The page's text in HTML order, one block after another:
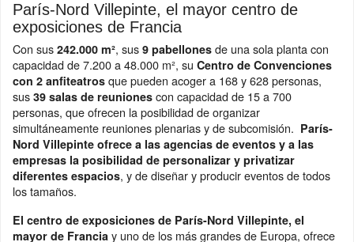
París-Nord Villepinte, el mayor centro de
exposiciones de Francia
Con sus 242.000 m², sus 9 pabellones de una sola planta con
capacidad de 7.200 a 48.000 m², su Centro de Convenciones
con 2 anfiteatros que pueden acoger a 168 y 628 personas,
sus 39 salas de reuniones con capacidad de 15 a 700
personas, que ofrecen la posibilidad de organizar
simultáneamente reuniones plenarias y de subcomisión. París-
Nord Villepinte ofrece a las agencias de eventos y a las
empresas la posibilidad de personalizar y privatizar
diferentes espacios, y de diseñar y producir eventos de todos
los tamaños.
El centro de exposiciones de París-Nord Villepinte, el
mayor de Francia y uno de los más grandes de Europa, ofrece